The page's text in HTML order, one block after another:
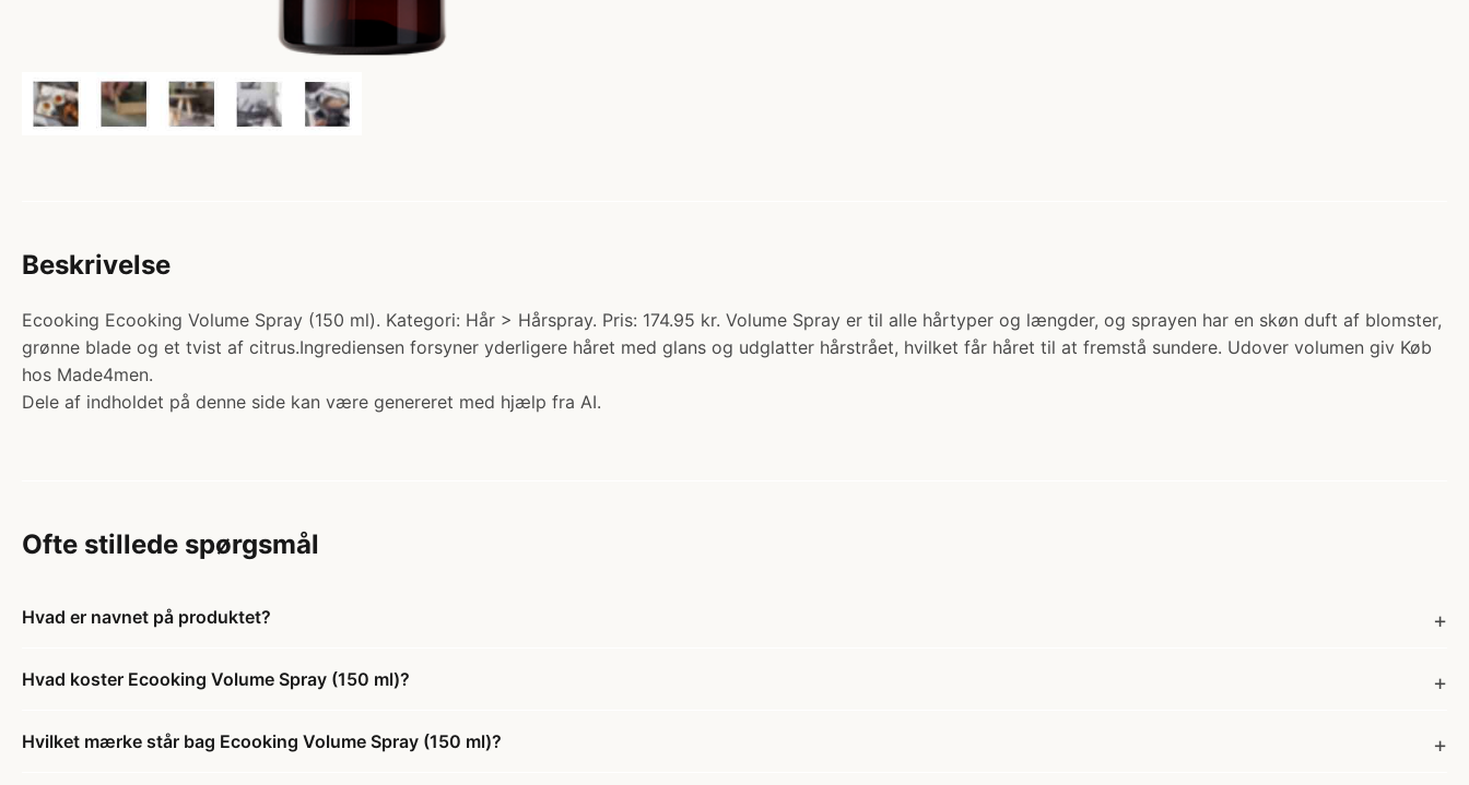
Beskrivelse
Ecooking Ecooking Volume Spray (150 ml). Kategori: Hår > Hårspray. Pris: 174.95 kr. Volume Spray er til alle hårtyper og længder, og sprayen har en skøn duft af blomster,
grønne blade og et tvist af citrus.Ingrediensen forsyner yderligere håret med glans og udglatter hårstrået, hvilket får håret til at fremstå sundere. Udover volumen giv Køb
hos Made4men.
Dele af indholdet på denne side kan være genereret med hjælp fra AI.
Ofte stillede spørgsmål
Hvad er navnet på produktet?
Hvad koster Ecooking Volume Spray (150 ml)?
Hvilket mærke står bag Ecooking Volume Spray (150 ml)?